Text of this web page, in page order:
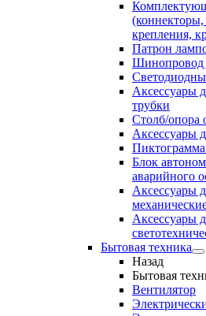
крепления,
Патрон
Шинопровод
Аксессуары
трубки
Столб/опора
Аксессуары
Пиктограмма
Блок
аварийного
Аксессуары
Аксессуары
Бытовая техника
Назад
Бытовая
Вентилятор